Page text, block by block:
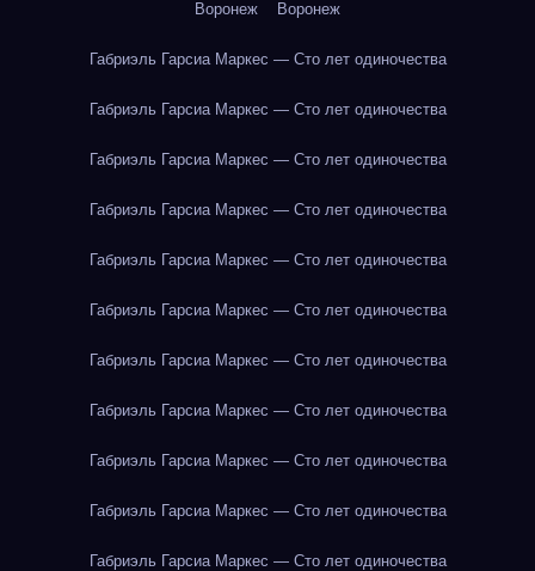
Воронеж Воронеж
Габриэль Гарсиа Маркес — Сто лет одиночества
Габриэль Гарсиа Маркес — Сто лет одиночества
Габриэль Гарсиа Маркес — Сто лет одиночества
Габриэль Гарсиа Маркес — Сто лет одиночества
Габриэль Гарсиа Маркес — Сто лет одиночества
Габриэль Гарсиа Маркес — Сто лет одиночества
Габриэль Гарсиа Маркес — Сто лет одиночества
Габриэль Гарсиа Маркес — Сто лет одиночества
Габриэль Гарсиа Маркес — Сто лет одиночества
Габриэль Гарсиа Маркес — Сто лет одиночества
Габриэль Гарсиа Маркес — Сто лет одиночества